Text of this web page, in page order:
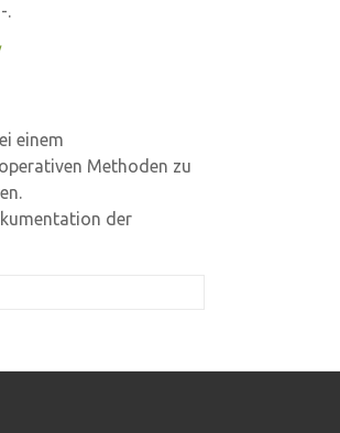
.
einem
Methoden zu
der